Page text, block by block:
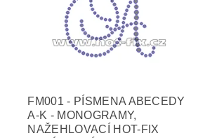
FM001 - PÍSMENA ABECEDY
A-K - MONOGRAMY,
NAŽEHLOVACÍ HOT-FIX